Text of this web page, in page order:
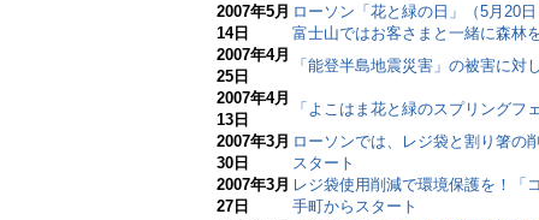
2007年5月
14日
ローソン「花と緑の日」（5月20
富士山ではお客さまと一緒に森林
2007年4月
25日
「能登半島地震災害」の被害に
2007年4月
13日
「よこはま花と緑のスプリングフ
2007年3月
30日
ローソンでは、レジ袋と割り箸の
スタート
2007年3月
27日
レジ袋使用削減で環境保護を！「
手町からスタート